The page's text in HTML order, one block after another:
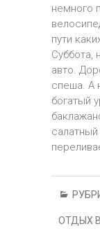
немного
пути
Суббота,
авто.
спеша. А
богатый
салатный
ОТДЫХ